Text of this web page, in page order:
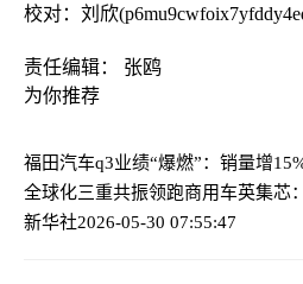
校对：刘欣
责任编辑： 张鸥
为你推荐
福田汽车q3业绩“爆燃”：销量增
全球化三重共振领跑商用车英集芯
新华社2026-05-30 07:55:47